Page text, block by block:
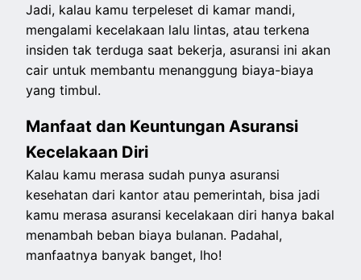
Jadi, kalau kamu terpeleset di kamar mandi,
mengalami kecelakaan lalu lintas, atau terkena
insiden tak terduga saat bekerja, asuransi ini akan
cair untuk membantu menanggung biaya-biaya
yang timbul.
Manfaat dan Keuntungan Asuransi
Kecelakaan Diri
Kalau kamu merasa sudah punya asuransi
kesehatan dari kantor atau pemerintah, bisa jadi
kamu merasa asuransi kecelakaan diri hanya bakal
menambah beban biaya bulanan. Padahal,
manfaatnya banyak banget, lho!